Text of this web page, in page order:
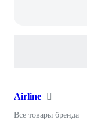
Airline
Все товары бренда